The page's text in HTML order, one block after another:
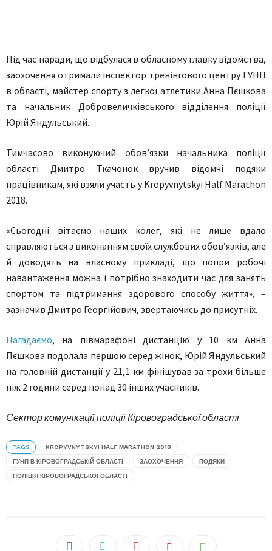
Під час наради, що відбулася в обласному главку відомства,
заохочення отримали інспектор тренінгового центру ГУНП
в області, майстер спорту з легкої атлетики Анна Пєшкова
та начальник Добровеличківського відділення поліції
Юрій Яндульський.
Тимчасово виконуючий обов’язки начальника поліції
області Дмитро Ткачонок вручив відомчі подяки
працівникам, які взяли участь у Kropyvnytskyi Наlf Маrathon
2018.
«Сьогодні вітаємо наших колег, які не лише вдало
справляються з виконанням своїх службових обов’язків, але
й доводять на власному прикладі, що попри робочі
навантаження можна і потрібно знаходити час для занять
спортом та підтримання здорового способу життя», –
зазначив Дмитро Георгійович, звертаючись до присутніх.
Нагадаємо, на півмарафоні дистанцію у 10 км Анна
Пєшкова подолала першою серед жінок, Юрій Яндульський
на головній дистанції у 21,1 км фінішував за трохи більше
ніж 2 години серед понад 30 інших учасників.
Сектор комунікації поліції Кіровоградської області
TAGS KROPYVNYTSKYI НАLF МАRATHON 2018
ГУНП В КІРОВОГРАДСЬКІЙ ОБЛАСТІ ЗАОХОЧЕННЯ ПОДЯКИ
ПОЛІЦІЯ КІРОВОГРАДСЬКОЇ ОБЛАСТІ